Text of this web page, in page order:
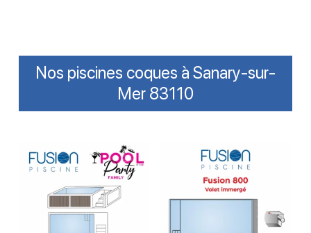
Nos piscines coques à Sanary-sur-
Mer 83110